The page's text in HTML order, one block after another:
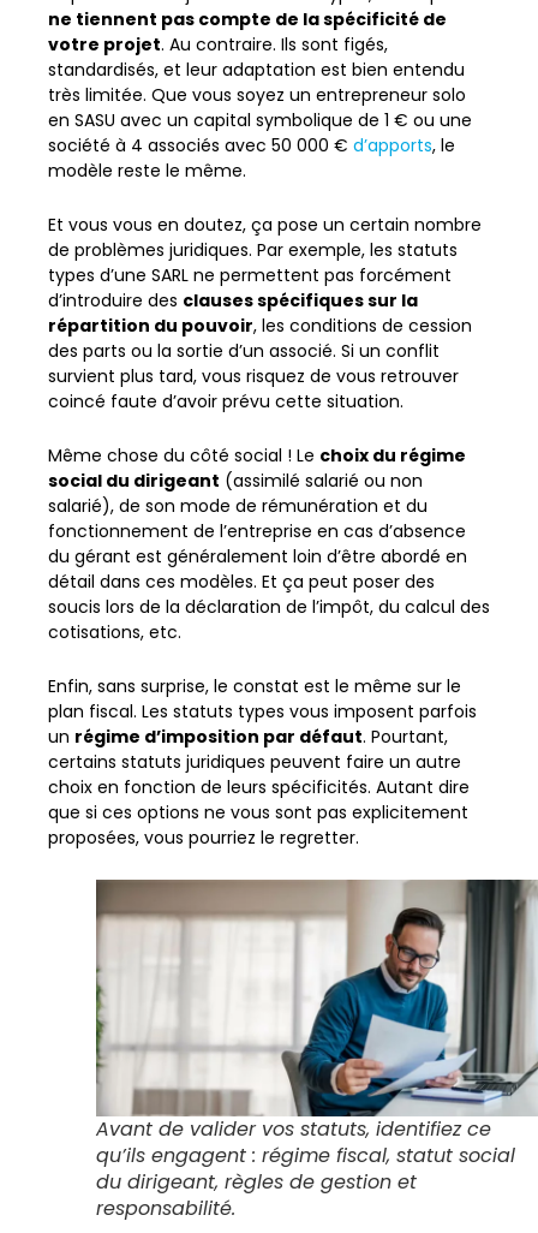
ne tiennent pas compte de la spécificité de
votre projet. Au contraire. Ils sont figés,
standardisés, et leur adaptation est bien entendu
très limitée. Que vous soyez un entrepreneur solo
en SASU avec un capital symbolique de 1 € ou une
société à 4 associés avec 50 000 € d’apports, le
modèle reste le même.
Et vous vous en doutez, ça pose un certain nombre
de problèmes juridiques. Par exemple, les statuts
types d’une SARL ne permettent pas forcément
d’introduire des clauses spécifiques sur la
répartition du pouvoir, les conditions de cession
des parts ou la sortie d’un associé. Si un conflit
survient plus tard, vous risquez de vous retrouver
coincé faute d’avoir prévu cette situation.
Même chose du côté social ! Le choix du régime
social du dirigeant (assimilé salarié ou non
salarié), de son mode de rémunération et du
fonctionnement de l’entreprise en cas d’absence
du gérant est généralement loin d’être abordé en
détail dans ces modèles. Et ça peut poser des
soucis lors de la déclaration de l’impôt, du calcul des
cotisations, etc.
Enfin, sans surprise, le constat est le même sur le
plan fiscal. Les statuts types vous imposent parfois
un régime d’imposition par défaut. Pourtant,
certains statuts juridiques peuvent faire un autre
choix en fonction de leurs spécificités. Autant dire
que si ces options ne vous sont pas explicitement
proposées, vous pourriez le regretter.
Avant de valider vos statuts, identifiez ce
qu’ils engagent : régime fiscal, statut social
du dirigeant, règles de gestion et
responsabilité.